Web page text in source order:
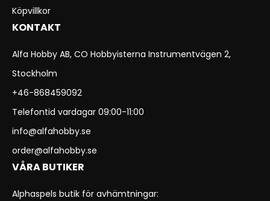
Köpvillkor
KONTAKT
Alfa Hobby AB, CO Hobbyisterna Instrumentvägen 2,
Stockholm
+46-868459092
Telefontid vardagar 09:00-11:00
info@alfahobby.se
order@alfahobby.se
VÅRA BUTIKER
Alphaspels butik för avhämtningar: